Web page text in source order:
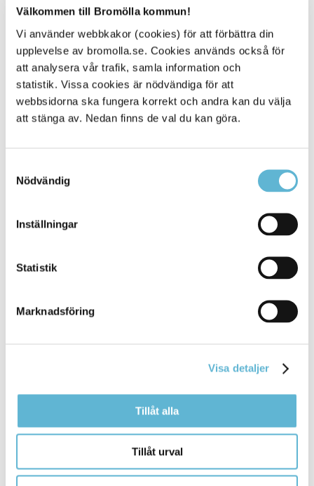
Välkommen till Bromölla kommun!
Vi använder webbkakor (cookies) för att förbättra din
upplevelse av bromolla.se. Cookies används också för
att analysera vår trafik, samla information och
statistik. Vissa cookies är nödvändiga för att
webbsidorna ska fungera korrekt och andra kan du välja
att stänga av. Nedan finns de val du kan göra.
Nödvändig
Inställningar
Statistik
Marknadsföring
Visa detaljer
Tillåt alla
Tillåt urval
Bonniers familjestiftelse och är en del av ett nationellt
bokutdelningsprojekt där Sagasagor-böcker och
lärarhandledningar delas ut till prioriterade förskolor runt
om i landet.
Vi ser mycket fram emot ett varmt, nyfiket och
inspirerande möte där barnens läsupplevelser får ta
Alla femåringar är varmt välkomna till Kulturpunkten för att
ta del av besöket – en dag där berättelser, kunskap och
Kommentera
Skriv ut